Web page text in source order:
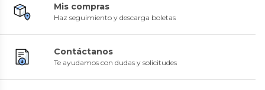
Mis compras
Haz seguimiento y descarga boletas
Contáctanos
Te ayudamos con dudas y solicitudes